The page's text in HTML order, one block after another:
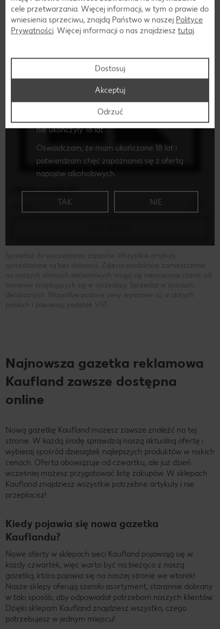
Czy masz ukończone 18 lat i chcesz
zapoznać się z ofertą napojów
alkoholowych?
Po potwierdzeniu swojego wieku i wyrażeniu
chęci zapoznania się z ofertą napojów
alkoholowych, zostaniesz przekierowany na
Oferta ta nie jest skierowana do osób, które
nie ukończyły 18 lat.
Oświadczam, że mam ukończone 18 lat i
potwierdzam chęć zapoznania się z ofertą
napojów alkoholowych.
TAK NIE
XX.XX. xxx XX.XX
Sprzedaż do wyczerpania zapasów. Wszystkie artykuły
sprzedawane są bez dekoracji. Zdjęcia produktów zamieszczone
na naszych stronach reklamowych mogą się nieznacznie różnić od
towarów znajdujących się w sprzedaży. Sprzedaż w ilościach
detalicznych. Wszystkie podane ceny wyrażone są w złotych
polskich i zawierają podatek VAT.
Najnowsza gazetka reklamowa
Kaufland zawsze dostępna
online
Nową gazetkę Kaufland możesz zawsze znaleźć na tej
stronie. W każdą środę sprawdzaj naszą aktualną ofertę i
wybieraj spośród dziesiątek najlepszych produktów w niskich
cenach. Oferta obowiązuje od czwartku, ale już dzień
wcześniej możesz przygotować listę zakupów. W sklepach
Kaufland znajdziesz wszystkie potrzebne artykuły i nie
przepłacisz!
Kiedy pojawia się nowa gazetka
Kauflandu?
Nowe oferty w sklepach sieci Kaufland pojawiają się w
każdy czwartek, więc warto być na bieżąco z naszą
gazetką, która pojawia się na naszej stronie we wtorek!
Nasze sklepy oferują szeroki asortyment, starannie dobrany
w taki sposób, aby odpowiadał potrzebom naszych klientów.
Dzięki sklepom Kaufland znajdziesz wszystko, czego
potrzebujesz w jednym miejscu!
cele przetwarzania. Więcej informacji, w tym o prawie do
wniesienia sprzeciwu, znajdą Państwo w naszej Polityce
Prywatności. Więcej informacji o nas znajdziesz tutaj.
Dostosuj
Odrzuć
Akceptuj